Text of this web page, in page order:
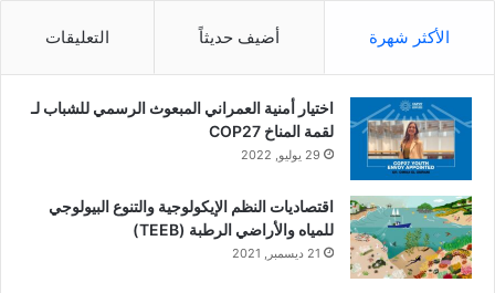
الأكثر شهرة أضيف حديثاً التعليقات
اختيار أمنية العمراني المبعوث الرسمي للشباب لـ
لقمة المناخ COP27
29 يوليو, 2022
اقتصاديات النظم الإيكولوجية والتنوع البيولوجي
للمياه والأراضي الرطبة (TEEB)
21 ديسمبر, 2021